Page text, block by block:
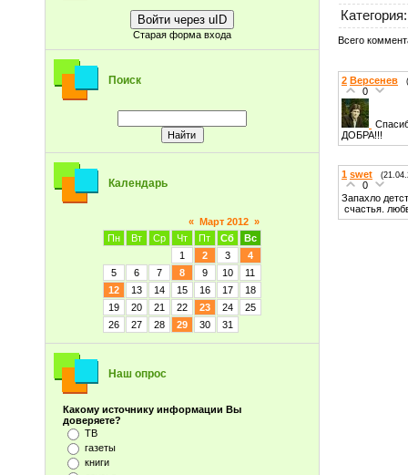
Войти через uID
Старая форма входа
Поиск
Календарь
« Март 2012 »
Пн
Вт Ср Чт Пт Сб
Вс
1
2 3
4
5
6 7 8 9 10
11
12
13 14 15 16 17
18
19
20 21 22 23 24
25
26
27 28 29 30 31
Наш опрос
Какому источнику информации Вы
доверяете?
ТВ
газеты
книги
Категория:
Всего
2 Версенев
0
ДОБРА!!!
1 swet
0
Запахло
счастья.